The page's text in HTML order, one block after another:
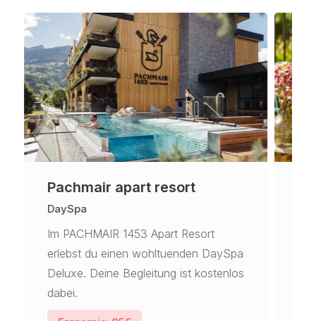
Pachmair apart resort
DaySpa
Im PACHMAIR 1453 Apart Resort
erlebst du einen wohltuenden DaySpa
Deluxe. Deine Begleitung ist kostenlos
dabei.